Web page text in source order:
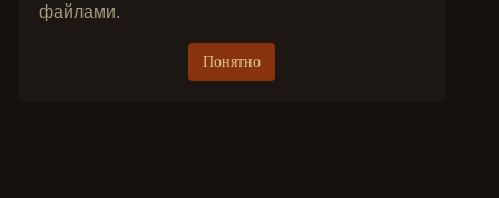
файлами.
Понятно